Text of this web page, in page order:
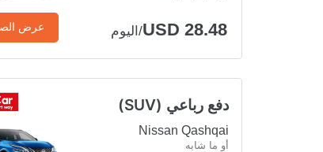
USD 28.48/اليوم عرض
دفع رباعي (SUV)
Nissan Qashqai
أو ما شابه